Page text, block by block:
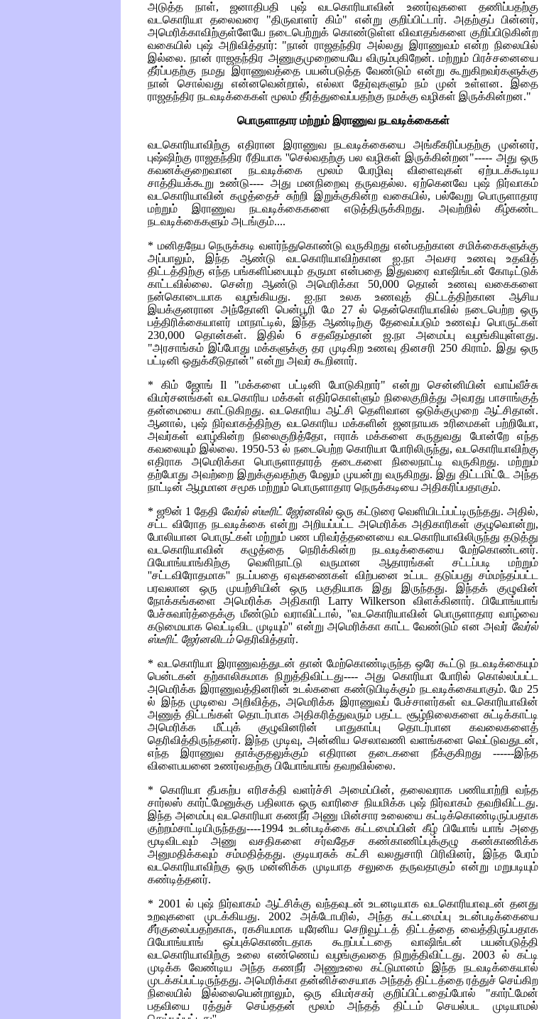
அடுத்த நாள், ஜனாதிபதி புஷ் வடகொரியாவின் உணர்வுகளை தணிப்பதற்கு
வடகொரியா தலைவரை "திருவாளர் கிம்" என்று குறிப்பிட்டார். அதற்குப் பின்னர்,
அமெரிக்காவிற்குள்ளேயே நடைபெற்றுக் கொண்டுள்ள விவாதங்களை குறிப்பிடுகின்ற
வகையில் புஷ் அறிவித்தார்: "நான் ராஜதந்திர அல்லது இராணுவம் என்ற நிலையில்
இல்லை. நான் ராஜதந்திர அணுகுமுறையையே விரும்புகிறேன். மற்றும் பிரச்சனையை
தீர்ப்பதற்கு நமது இராணுவத்தை பயன்படுத்த வேண்டும் என்று கூறுகிறவர்களுக்கு
நான் சொல்வது என்னவென்றால், எல்லா தேர்வுகளும் நம் முன் உள்ளன. இதை
ராஜதந்திர நடவடிக்கைகள் மூலம் தீர்த்துவைப்பதற்கு நமக்கு வழிகள் இருக்கின்றன."
பொருளாதார மற்றும் இராணுவ நடவடிக்கைகள்
வடகொரியாவிற்கு எதிரான இராணுவ நடவடிக்கையை அங்கீகரிப்பதற்கு முன்னர்,
புஷ்ஷிற்கு ராஜதந்திர ரீதியாக ''செல்வதற்கு பல வழிகள் இருக்கின்றன"----- அது ஒரு
கவனக்குறைவான நடவடிக்கை மூலம் பேரழிவு விளைவுகள் ஏற்படக்கூடிய
சாத்தியக்கூறு உண்டு---- அது மனநிறைவு தருவதல்ல. ஏற்கெனவே புஷ் நிர்வாகம்
வடகொரியாவின் கழுத்தைச் சுற்றி இறுக்குகின்ற வகையில், பல்வேறு பொருளாதார
மற்றும் இராணுவ நடவடிக்கைகளை எடுத்திருக்கிறது. அவற்றில் கீழ்கண்ட
நடவடிக்கைகளும் அடங்கும்....
* மனிதநேய நெருக்கடி வளர்ந்துகொண்டு வருகிறது என்பதற்கான சமிக்கைகளுக்கு
அப்பாலும், இந்த ஆண்டு வடகொரியாவிற்கான ஐ.நா அவசர உணவு உதவித்
திட்டத்திற்கு எந்த பங்களிப்பையும் தருமா என்பதை இதுவரை வாஷிங்டன் கோடிட்டுக்
காட்டவில்லை. சென்ற ஆண்டு அமெரிக்கா 50,000 தொன் உணவு வகைகளை
நன்கொடையாக வழங்கியது. ஐ.நா உலக உணவுத் திட்டத்திற்கான ஆசிய
இயக்குனரான அந்தோனி பென்பூரி மே 27 ல் தென்கொரியாவில் நடைபெற்ற ஒரு
பத்திரிக்கையாளர் மாநாட்டில், இந்த ஆண்டிற்கு தேவைப்படும் உணவுப் பொருட்கள்
230,000 தொன்கள். இதில் 6 சதவீதம்தான் ஜ.நா அமைப்பு வழங்கியுள்ளது.
"அரசாங்கம் இப்போது மக்களுக்கு தர முடிகிற உணவு தினசரி 250 கிராம். இது ஒரு
பட்டினி ஒதுக்கீடுதான்" என்று அவர் கூறினார்.
* கிம் ஜோங் Il "மக்களை பட்டினி போடுகிறார்" என்று சென்னியின் வாய்வீச்சு
விமர்சனங்கள் வடகொரிய மக்கள் எதிர்கொள்ளும் நிலைகுறித்து அவரது பாசாங்குத்
தன்மையை காட்டுகிறது. வடகொரிய ஆட்சி தெளிவான ஒடுக்குமுறை ஆட்சிதான்.
ஆனால், புஷ் நிர்வாகத்திற்கு வடகொரிய மக்களின் ஜனநாயக உரிமைகள் பற்றியோ,
அவர்கள் வாழ்கின்ற நிலைகுறித்தோ, ஈராக் மக்களை கருதுவது போன்றே எந்த
கவலையும் இல்லை. 1950-53 ல் நடைபெற்ற கொரியா போரிலிருந்து, வடகொரியாவிற்கு
எதிராக அமெரிக்கா பொருளாதாரத் தடைகளை நிலைநாட்டி வருகிறது. மற்றும்
தற்போது அவற்றை இறுக்குவதற்கு மேலும் முயன்று வருகிறது. இது திட்டமிட்டே அந்த
நாட்டின் ஆழமான சமூக மற்றும் பொருளாதார நெருக்கடியை அதிகரிப்பதாகும்.
* ஜூன் 1 தேதி வேர்ல் ஸ்டீரிட் ஜேர்னலில்ஒரு கட்டுரை வெளியிடப்பட்டிருந்தது. அதில்,
சட்ட விரோத நடவடிக்கை என்று அறியப்பட்ட அமெரிக்க அதிகாரிகள் குழுவொன்று,
போலியான பொருட்கள் மற்றும் பண பரிவர்த்தனையை வடகொரியாவிலிருந்து தடுத்து
வடகொரியாவின் கழுத்தை நெரிக்கின்ற நடவடிக்கையை மேற்கொண்டனர்.
பியோங்யாங்கிற்கு வெளிநாட்டு வருமான ஆதாரங்கள் சட்டப்படி மற்றும்
''சட்டவிரோதமாக'' நடப்பதை ஏவுகணைகள் விற்பனை உட்பட தடுப்பது சம்மந்தப்பட்ட
பரவலான ஒரு முயற்சியின் ஒரு பகுதியாக இது இருந்தது. இந்தக் குழுவின்
நோக்கங்களை அமெரிக்க அதிகாரி Larry Wilkerson விளக்கினார். பியோங்யாங்
பேச்சுவார்த்தைக்கு மீண்டும் வராவிட்டால், ''வடகொரியாவின் பொருளாதார வாழ்வை
கடுமையாக வெட்டிவிட முடியும்'' என்று அமெரிக்கா காட்ட வேண்டும் என அவர் வேர்ல்
ஸ்டீரிட் ஜேர்னலிடம்தெரிவித்தார்.
* வடகொரியா இராணுவத்துடன் தான் மேற்கொண்டிருந்த ஒரே கூட்டு நடவடிக்கையும்
பென்டகன் தற்காலிகமாக நிறுத்திவிட்டது---- அது கொரியா போரில் கொல்லப்பட்ட
அமெரிக்க இராணுவத்தினரின் உடல்களை கண்டுபிடிக்கும் நடவடிக்கையாகும். மே 25
ல் இந்த முடிவை அறிவித்த, அமெரிக்க இராணுவப் பேச்சாளர்கள் வடகொரியாவின்
அணுத் திட்டங்கள் தொடர்பாக அதிகரித்துவரும் பதட்ட சூழ்நிலைகளை சுட்டிக்காட்டி
அமெரிக்க மீட்புக் குழுவினரின் பாதுகாப்பு தொடர்பான கவலைகளைத்
தெரிவித்திருந்தனர். இந்த முடிவு, அன்னிய செலாவணி வளங்களை வெட்டுவதுடன்,
எந்த இராணுவ தாக்குதலுக்கும் எதிரான தடைகளை நீக்குகிறது ------இந்த
விளைபயனை உணர்வதற்கு பியோங்யாங் தவறவில்லை.
* கொரியா தீபகற்ப எரிசக்தி வளர்ச்சி அமைப்பின், தலைவராக பணியாற்றி வந்த
சார்லஸ் கார்ட்மேனுக்கு பதிலாக ஒரு வாரிசை நியமிக்க புஷ் நிர்வாகம் தவறிவிட்டது.
இந்த அமைப்பு வடகொரியா கணநீர் அணு மின்சார உலையை கட்டிக்கொண்டிருப்பதாக
குற்றம்சாட்டியிருந்தது----1994 உடன்படிக்கை கட்டமைப்பின் கீழ் பியோங் யாங் அதை
மூடிவிடவும் அணு வசதிகளை சர்வதேச கண்காணிப்புக்குழு கண்காணிக்க
அனுமதிக்கவும் சம்மதித்தது. குடியரசுக் கட்சி வலதுசாரி பிரிவினர், இந்த பேரம்
வடகொரியாவிற்கு ஒரு மன்னிக்க முடியாத சலுகை தருவதாகும் என்று மறுபடியும்
கண்டித்தனர்.
* 2001 ல் புஷ் நிர்வாகம் ஆட்சிக்கு வந்தவுடன் உடனடியாக வடகொரியாவுடன் தனது
உறவுகளை முடக்கியது. 2002 அக்டோபரில், அந்த கட்டமைப்பு உடன்படிக்கையை
சீர்குலைப்பதற்காக, ரகசியமாக யுரேனிய செறிவூட்டத் திட்டத்தை வைத்திருப்பதாக
பியோங்யாங் ஒப்புக்கொண்டதாக கூறப்பட்டதை வாஷிங்டன் பயன்படுத்தி
வடகொரியாவிற்கு உலை எண்ணெய் வழங்குவதை நிறுத்திவிட்டது. 2003 ல் கட்டி
முடிக்க வேண்டிய அந்த கணநீர் அணுஉலை கட்டுமானம் இந்த நடவடிக்கையால்
முடக்கப்பட்டிருந்தது. அமெரிக்கா தன்னிச்சையாக அந்தத் திட்டத்தை ரத்துச் செய்கிற
நிலையில் இல்லையென்றாலும், ஒரு விமர்சகர் குறிப்பிட்டதைப்போல் "கார்ட்மேன்
பதவியை ரத்துச் செய்ததன் மூலம் அந்தத் திட்டம் செயல்பட முடியாமல்